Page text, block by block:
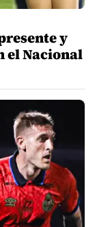
y
el Nacional